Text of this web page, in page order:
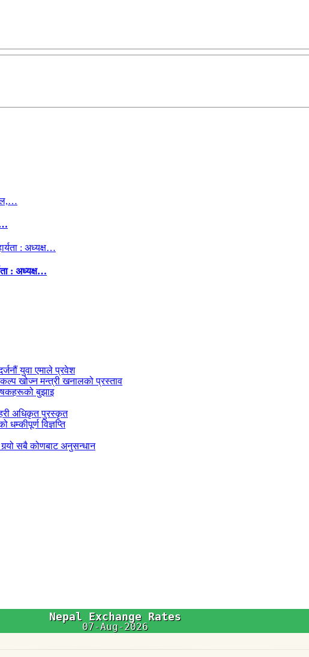
: अध्यक्ष…
युवा एमाले प्रवेश
खोज्न मन्त्री खनालको प्रस्ताव
बुझाइ
अधिकृत पुरस्कृत
विज्ञप्ति
सबै कोणबाट अनुसन्धान